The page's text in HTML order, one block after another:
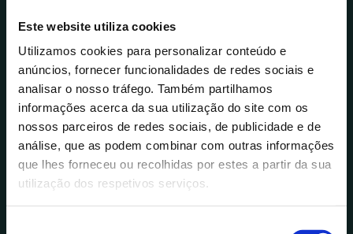
Este website utiliza cookies
Utilizamos cookies para personalizar conteúdo e
anúncios, fornecer funcionalidades de redes sociais e
analisar o nosso tráfego. Também partilhamos
informações acerca da sua utilização do site com os
nossos parceiros de redes sociais, de publicidade e de
análise, que as podem combinar com outras informações
que lhes forneceu ou recolhidas por estes a partir da sua
utilização dos respetivos serviços.
necessidades e lacunas ao nível das
competências.
Definir linhas orientadoras do plano
de ação pessoal e profissional.
Realizar uma autorreflexão sobre as
competências adquiridas/
desenvolvidas.
Pesquisar dados sobre oferta de
emprego no mercado de trabalho.
Perfil de competências do
empreendedor.
Autorreflexão – desenvolvimento
biopsicossocial, experiência de vida.
Comunicação - desconstrução da
formalidade, estereótipos e
preconceito.
Níveis de consciência – pessoal e
Inscrições a decorrer
Abre Brevemente
Alentejo (online)
Inscrições a decorrer
Abre Brevemente
Ver cursos
Inscreva-se já!